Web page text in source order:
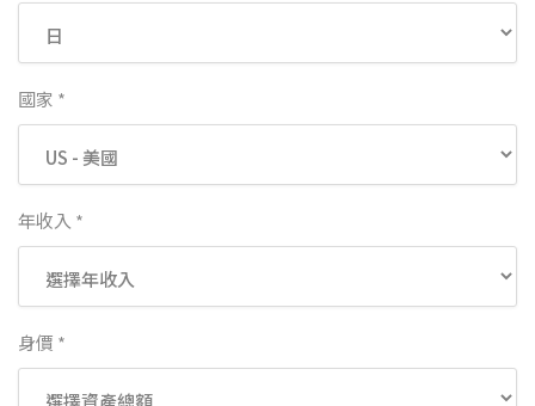
國家 *
年收入 *
身價 *